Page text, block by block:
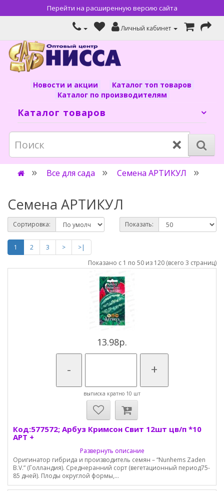
Перейти на расширенную версию сайта
Личный кабинет
Новости и акции
Каталог топ товаров
Каталог по производителям
Каталог товаров
×
Все для сада Семена АРТИКУЛ
Семена АРТИКУЛ
Сортировка: Показать:
1 2 3 >
>|
Показано с 1 по 50 из 120 (всего 3 страниц)
13.98р.
- +
выписка кратно 10 шт
Код:577572; Арбуз Кримсон Свит 12шт цв/п *10
АРТ +
Развернуть описание
Оригинатор гибрида и производитель семян – “Nunhems Zaden
B.V.” (Голландия). Среднеранний сорт (вегетационный период75-
85 дней). Плоды округлой формы,...